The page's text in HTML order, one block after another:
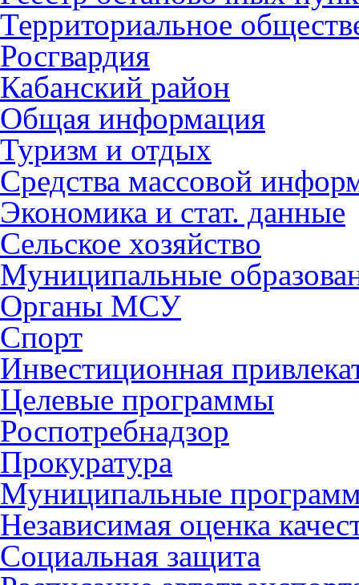
Территориальное
Росгвардия
Кабанский район
Общая информация
Туризм и отдых
Средства массовой
Экономика и стат. данные
Сельское хозяйство
Муниципальные
Органы МСУ
Спорт
Инвестиционная
Целевые программы
Роспотребнадзор
Прокуратура
Муниципальные
Независимая оценка
Социальная защита